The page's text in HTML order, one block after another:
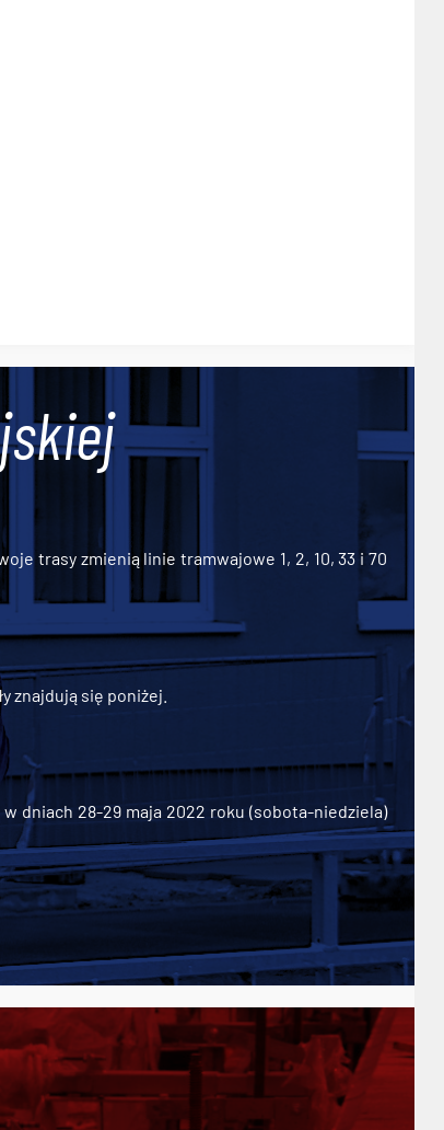
trasy zmienią linie tramwajowe 1, 2, 10, 33 i 70
znajdują się poniżej.
dniach 28-29 maja 2022 roku (sobota-niedziela)